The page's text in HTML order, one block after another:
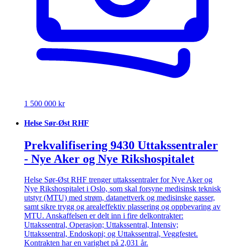
1 500 000 kr
Helse Sør-Øst RHF
Prekvalifisering 9430 Uttakssentraler
- Nye Aker og Nye Rikshospitalet
Helse Sør-Øst RHF trenger uttakssentraler for Nye Aker og
Nye Rikshospitalet i Oslo, som skal forsyne medisinsk teknisk
utstyr (MTU) med strøm, datanettverk og medisinske gasser,
samt sikre trygg og arealeffektiv plassering og oppbevaring av
MTU. Anskaffelsen er delt inn i fire delkontrakter:
Uttakssentral, Operasjon; Uttakssentral, Intensiv;
Uttakssentral, Endoskopi; og Uttakssentral, Veggfestet.
Kontrakten har en varighet på 2,031 år.